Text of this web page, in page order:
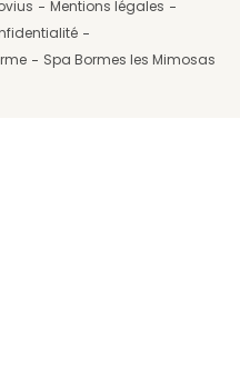
Mentions légales
Spa Bormes les Mimosas